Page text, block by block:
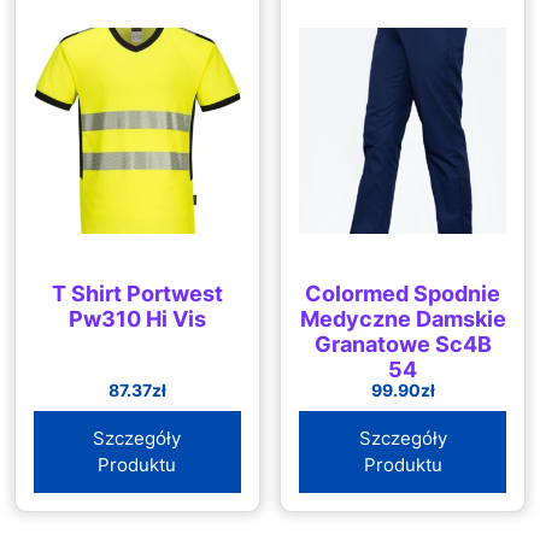
T Shirt Portwest
Pw310 Hi Vis
87.37zł
Szczegóły
Produktu
Colormed Spodnie
Medyczne Damskie
Granatowe Sc4B
54
99.90zł
Szczegóły
Produktu